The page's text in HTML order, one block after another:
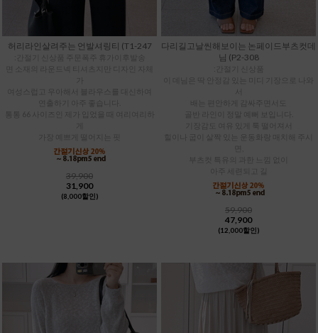
허리라인살려주는 언발셔링티 (T1-247
:간절기 신상품 주문폭주 휴가이후발송
면 소재의 라운드넥 티셔츠지만 디자인 자체
여성스럽고 우아해서 블라우스를 대신하여
연출하기 아주 좋습니다.
통통 66 사이즈인 제가 입었을 때 여리여리하
가장 예쁘게 떨어지는 핏
39,900
31,900
(8,000할인)
다리길고날씬해보이는 논페이드부츠컷데
님 (P2-308
:간절기 신상품
서
배는 편안하게 감싸주면서도
골반 라인이 정말 예뻐 보입니다.
기장감도 여유 있게 툭 떨어져서
힐이나 굽이 살짝 있는 운동화랑 매치해 주시
부츠컷 특유의 과한 느낌 없이
아주 세련되고 길
59,900
47,900
(12,000할인)